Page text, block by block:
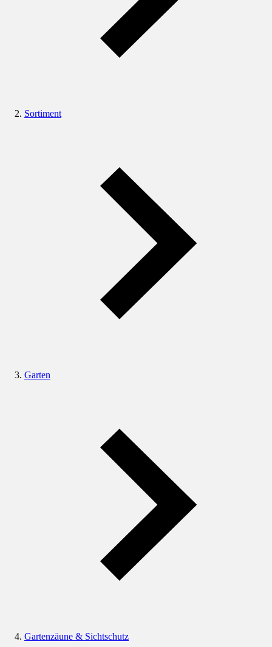
Sortiment
Garten
Gartenzäune & Sichtschutz